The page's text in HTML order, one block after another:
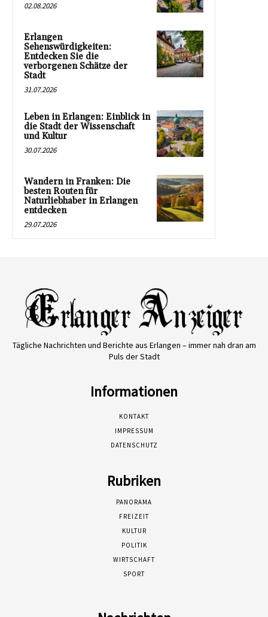
02.08.2026
Erlangen
Sehenswürdigkeiten:
Entdecken Sie die
verborgenen Schätze der
Stadt
31.07.2026
Leben in Erlangen: Einblick in
die Stadt der Wissenschaft
und Kultur
30.07.2026
Wandern in Franken: Die
besten Routen für
Naturliebhaber in Erlangen
entdecken
29.07.2026
Tägliche Nachrichten und Berichte aus Erlangen – immer nah dran am
Puls der Stadt
Informationen
KONTAKT
IMPRESSUM
DATENSCHUTZ
Rubriken
PANORAMA
FREIZEIT
KULTUR
POLITIK
WIRTSCHAFT
SPORT